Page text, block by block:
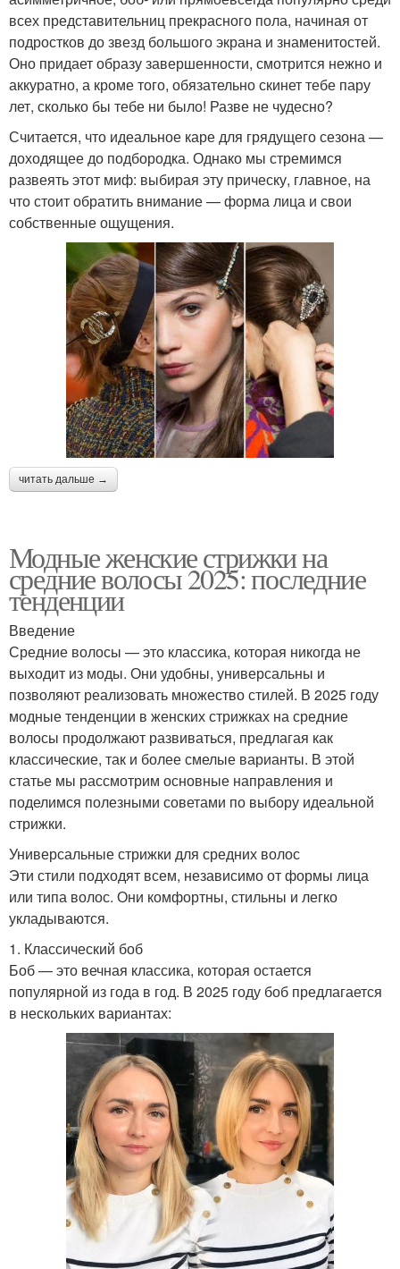
всех представительниц прекрасного пола, начиная от
подростков до звезд большого экрана и знаменитостей.
Оно придает образу завершенности, смотрится нежно и
аккуратно, а кроме того, обязательно скинет тебе пару
лет, сколько бы тебе ни было! Разве не чудесно?
Считается, что идеальное каре для грядущего сезона —
доходящее до подбородка. Однако мы стремимся
развеять этот миф: выбирая эту прическу, главное, на
что стоит обратить внимание — форма лица и свои
собственные ощущения.
читать дальше →
Модные женские стрижки на
средние волосы 2025: последние
тенденции
Введение
Средние волосы — это классика, которая никогда не
выходит из моды. Они удобны, универсальны и
позволяют реализовать множество стилей. В 2025 году
модные тенденции в женских стрижках на средние
волосы продолжают развиваться, предлагая как
классические, так и более смелые варианты. В этой
статье мы рассмотрим основные направления и
поделимся полезными советами по выбору идеальной
стрижки.
Универсальные стрижки для средних волос
Эти стили подходят всем, независимо от формы лица
или типа волос. Они комфортны, стильны и легко
укладываются.
1. Классический боб
Боб — это вечная классика, которая остается
популярной из года в год. В 2025 году боб предлагается
в нескольких вариантах: